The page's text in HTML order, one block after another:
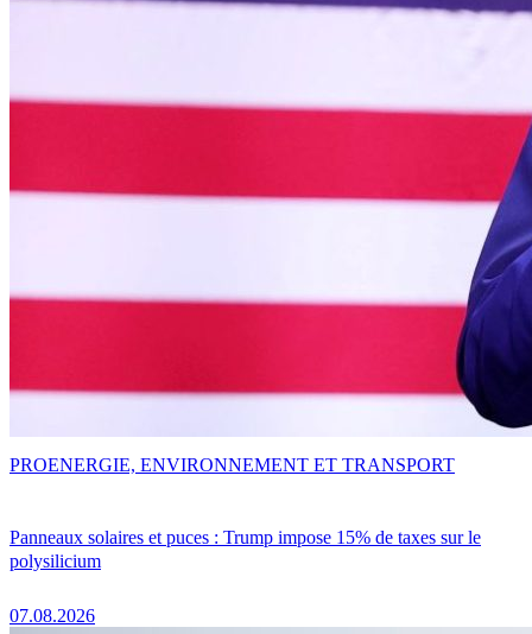
Panneaux solaires et puces : Trump impose 15% de taxes sur le
polysilicium
07.08.2026
PROENERGIE, ENVIRONNEMENT ET TRANSPORT